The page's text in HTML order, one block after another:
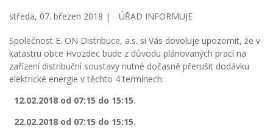
středa, 07. březen 2018 | ÚŘAD INFORMUJE
Společnost E. ON Distribuce, a.s. si Vás dovoluje upozornit, že v
katastru obce Hvozdec bude z důvodu plánovaných prací na
zařízení distribuční soustavy nutné dočasně přerušit dodávku
elektrické energie v těchto 4 termínech:
12.02.2018 od 07:15 do 15:15.
22.02.2018 od 07:15 do 15:15.